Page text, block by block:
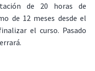
de 20 horas de
de 12 meses desde el
el curso. Pasado